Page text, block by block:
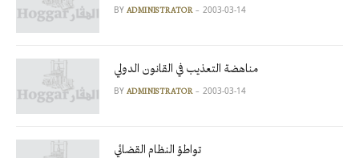
BY ADMINISTRATOR 2003-03-14
مناهضة التعذيب في القانون الدولي
BY ADMINISTRATOR 2003-03-14
تواطؤ النظام القضائي